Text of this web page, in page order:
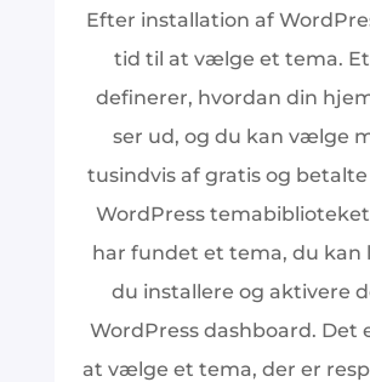
Efter installation af
tid til at vælge et tema.
definerer, hvordan din
ser ud, og du kan vælge
tusindvis af gratis og
WordPress
har fundet et tema, du kan
du installere og aktivere
WordPress dashboard. Det
at vælge et tema, der er